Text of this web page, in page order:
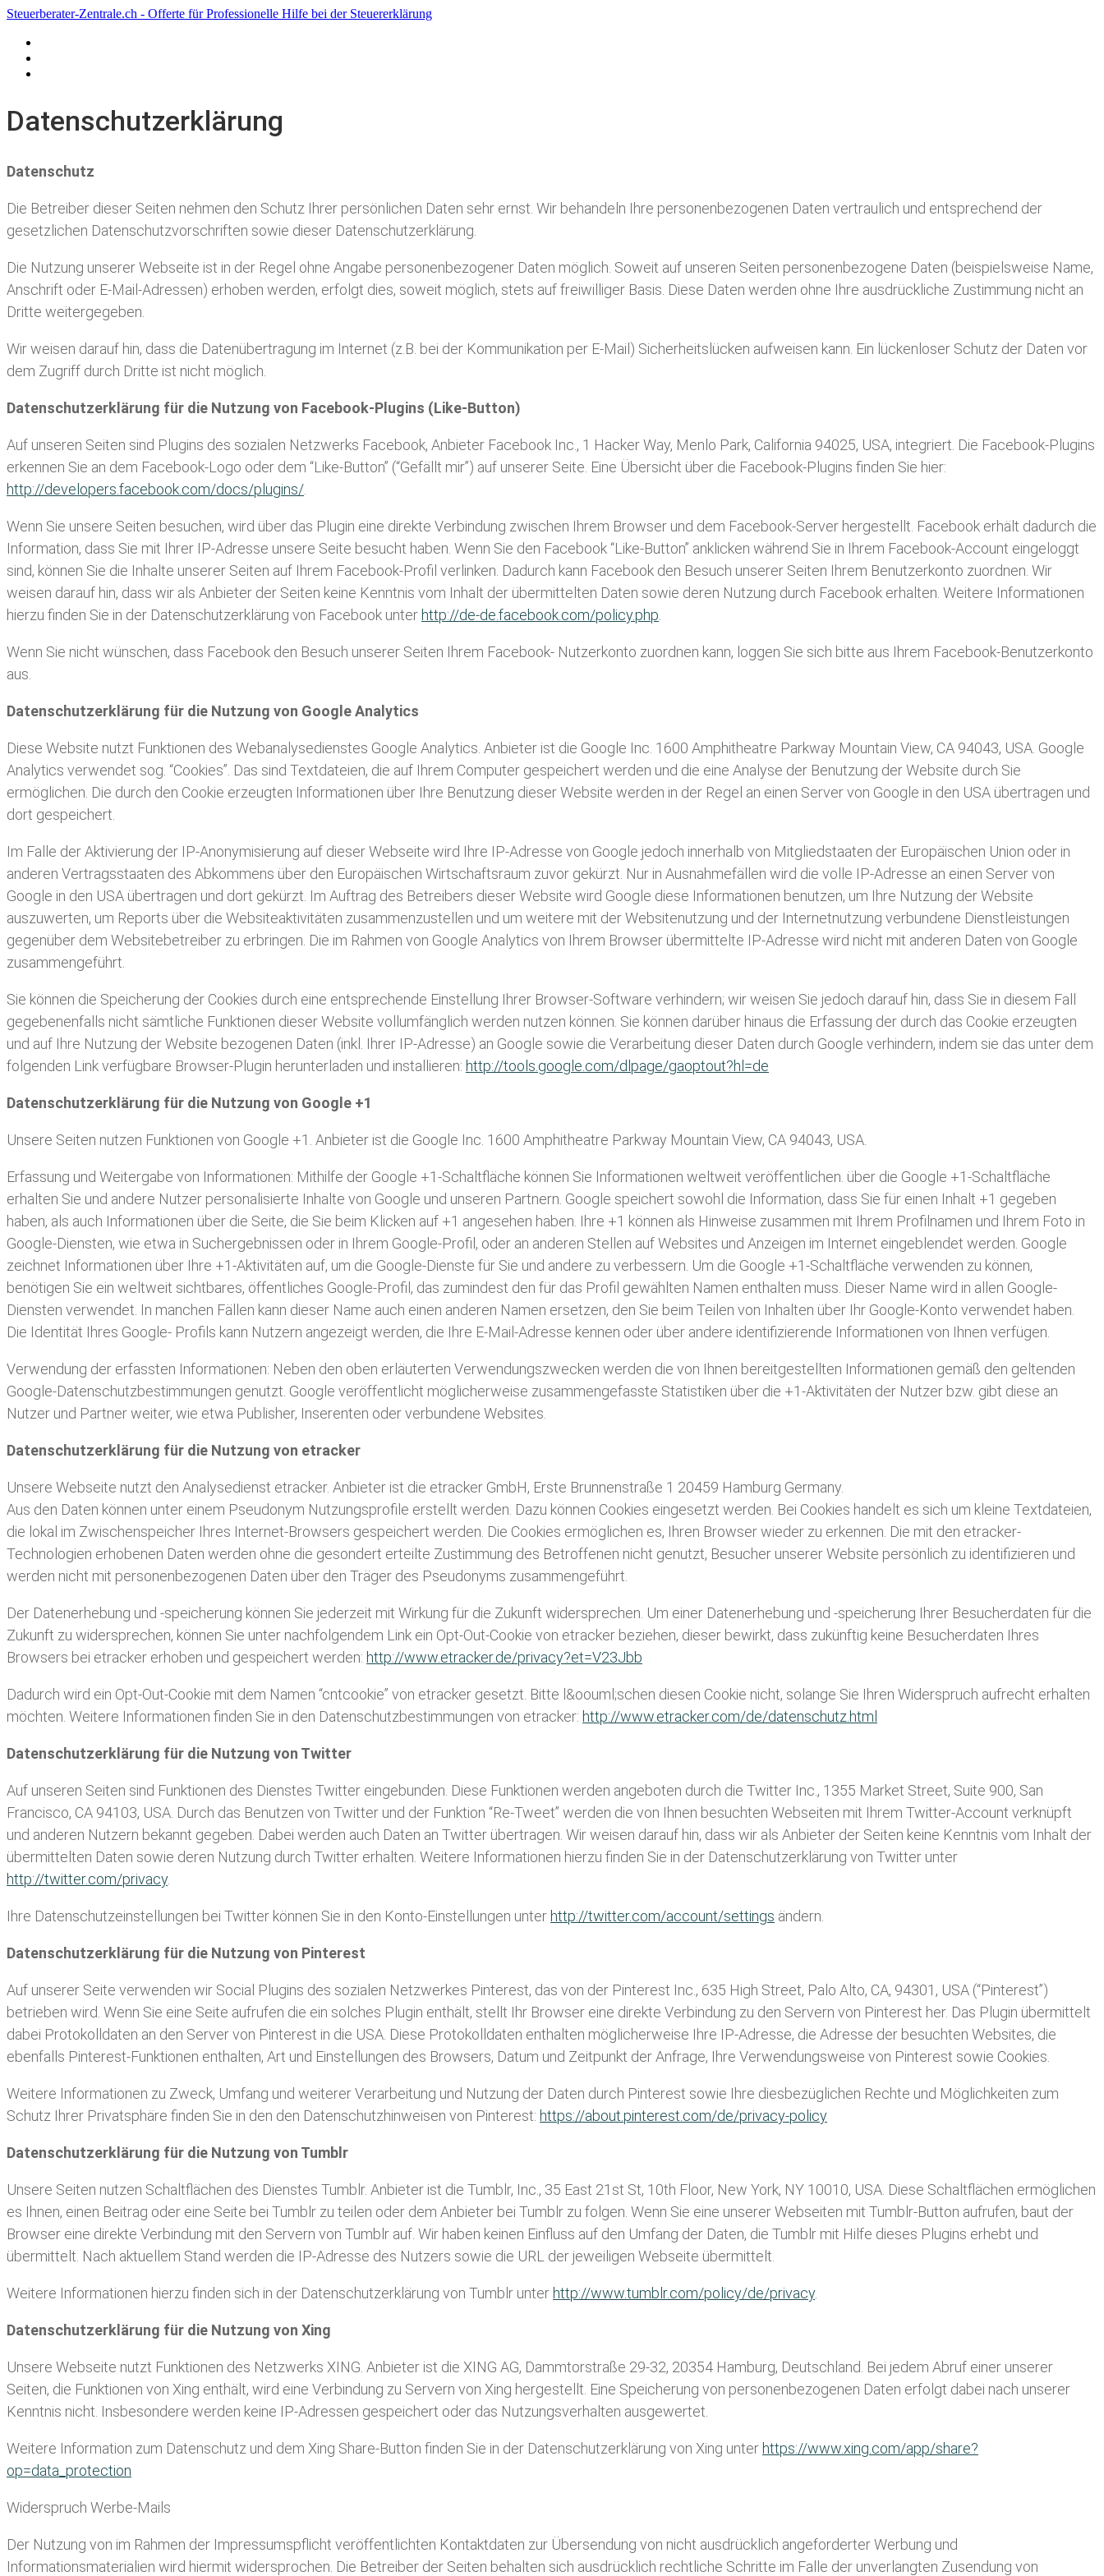
Steuerberater-Zentrale.ch - Offerte für Professionelle Hilfe bei der Steuererklärung
Datenschutzerklärung
Datenschutz
Die Betreiber dieser Seiten nehmen den Schutz Ihrer persönlichen Daten sehr ernst. Wir behandeln Ihre personenbezogenen Daten vertraulich und entsprechend der
gesetzlichen Datenschutzvorschriften sowie dieser Datenschutzerklärung.
Die Nutzung unserer Webseite ist in der Regel ohne Angabe personenbezogener Daten möglich. Soweit auf unseren Seiten personenbezogene Daten (beispielsweise Name,
Anschrift oder E-Mail-Adressen) erhoben werden, erfolgt dies, soweit möglich, stets auf freiwilliger Basis. Diese Daten werden ohne Ihre ausdrückliche Zustimmung nicht an
Dritte weitergegeben.
Wir weisen darauf hin, dass die Datenübertragung im Internet (z.B. bei der Kommunikation per E-Mail) Sicherheitslücken aufweisen kann. Ein lückenloser Schutz der Daten vor
dem Zugriff durch Dritte ist nicht möglich.
Datenschutzerklärung für die Nutzung von Facebook-Plugins (Like-Button)
Auf unseren Seiten sind Plugins des sozialen Netzwerks Facebook, Anbieter Facebook Inc., 1 Hacker Way, Menlo Park, California 94025, USA, integriert. Die Facebook-Plugins
erkennen Sie an dem Facebook-Logo oder dem “Like-Button” (“Gefällt mir”) auf unserer Seite. Eine Übersicht über die Facebook-Plugins finden Sie hier:
http://developers.facebook.com/docs/plugins/.
Wenn Sie unsere Seiten besuchen, wird über das Plugin eine direkte Verbindung zwischen Ihrem Browser und dem Facebook-Server hergestellt. Facebook erhält dadurch die
Information, dass Sie mit Ihrer IP-Adresse unsere Seite besucht haben. Wenn Sie den Facebook “Like-Button” anklicken während Sie in Ihrem Facebook-Account eingeloggt
sind, können Sie die Inhalte unserer Seiten auf Ihrem Facebook-Profil verlinken. Dadurch kann Facebook den Besuch unserer Seiten Ihrem Benutzerkonto zuordnen. Wir
weisen darauf hin, dass wir als Anbieter der Seiten keine Kenntnis vom Inhalt der übermittelten Daten sowie deren Nutzung durch Facebook erhalten. Weitere Informationen
hierzu finden Sie in der Datenschutzerklärung von Facebook unter http://de-de.facebook.com/policy.php.
Wenn Sie nicht wünschen, dass Facebook den Besuch unserer Seiten Ihrem Facebook- Nutzerkonto zuordnen kann, loggen Sie sich bitte aus Ihrem Facebook-Benutzerkonto
aus.
Datenschutzerklärung für die Nutzung von Google Analytics
Diese Website nutzt Funktionen des Webanalysedienstes Google Analytics. Anbieter ist die Google Inc. 1600 Amphitheatre Parkway Mountain View, CA 94043, USA. Google
Analytics verwendet sog. “Cookies”. Das sind Textdateien, die auf Ihrem Computer gespeichert werden und die eine Analyse der Benutzung der Website durch Sie
ermöglichen. Die durch den Cookie erzeugten Informationen über Ihre Benutzung dieser Website werden in der Regel an einen Server von Google in den USA übertragen und
dort gespeichert.
Im Falle der Aktivierung der IP-Anonymisierung auf dieser Webseite wird Ihre IP-Adresse von Google jedoch innerhalb von Mitgliedstaaten der Europäischen Union oder in
anderen Vertragsstaaten des Abkommens über den Europäischen Wirtschaftsraum zuvor gekürzt. Nur in Ausnahmefällen wird die volle IP-Adresse an einen Server von
Google in den USA übertragen und dort gekürzt. Im Auftrag des Betreibers dieser Website wird Google diese Informationen benutzen, um Ihre Nutzung der Website
auszuwerten, um Reports über die Websiteaktivitäten zusammenzustellen und um weitere mit der Websitenutzung und der Internetnutzung verbundene Dienstleistungen
gegenüber dem Websitebetreiber zu erbringen. Die im Rahmen von Google Analytics von Ihrem Browser übermittelte IP-Adresse wird nicht mit anderen Daten von Google
zusammengeführt.
Sie können die Speicherung der Cookies durch eine entsprechende Einstellung Ihrer Browser-Software verhindern; wir weisen Sie jedoch darauf hin, dass Sie in diesem Fall
gegebenenfalls nicht sämtliche Funktionen dieser Website vollumfänglich werden nutzen können. Sie können darüber hinaus die Erfassung der durch das Cookie erzeugten
und auf Ihre Nutzung der Website bezogenen Daten (inkl. Ihrer IP-Adresse) an Google sowie die Verarbeitung dieser Daten durch Google verhindern, indem sie das unter dem
folgenden Link verfügbare Browser-Plugin herunterladen und installieren: http://tools.google.com/dlpage/gaoptout?hl=de
Datenschutzerklärung für die Nutzung von Google +1
Unsere Seiten nutzen Funktionen von Google +1. Anbieter ist die Google Inc. 1600 Amphitheatre Parkway Mountain View, CA 94043, USA.
Erfassung und Weitergabe von Informationen: Mithilfe der Google +1-Schaltfläche können Sie Informationen weltweit veröffentlichen. über die Google +1-Schaltfläche
erhalten Sie und andere Nutzer personalisierte Inhalte von Google und unseren Partnern. Google speichert sowohl die Information, dass Sie für einen Inhalt +1 gegeben
haben, als auch Informationen über die Seite, die Sie beim Klicken auf +1 angesehen haben. Ihre +1 können als Hinweise zusammen mit Ihrem Profilnamen und Ihrem Foto in
Google-Diensten, wie etwa in Suchergebnissen oder in Ihrem Google-Profil, oder an anderen Stellen auf Websites und Anzeigen im Internet eingeblendet werden. Google
zeichnet Informationen über Ihre +1-Aktivitäten auf, um die Google-Dienste für Sie und andere zu verbessern. Um die Google +1-Schaltfläche verwenden zu können,
benötigen Sie ein weltweit sichtbares, öffentliches Google-Profil, das zumindest den für das Profil gewählten Namen enthalten muss. Dieser Name wird in allen Google-
Diensten verwendet. In manchen Fällen kann dieser Name auch einen anderen Namen ersetzen, den Sie beim Teilen von Inhalten über Ihr Google-Konto verwendet haben.
Die Identität Ihres Google- Profils kann Nutzern angezeigt werden, die Ihre E-Mail-Adresse kennen oder über andere identifizierende Informationen von Ihnen verfügen.
Verwendung der erfassten Informationen: Neben den oben erläuterten Verwendungszwecken werden die von Ihnen bereitgestellten Informationen gemäß den geltenden
Google-Datenschutzbestimmungen genutzt. Google veröffentlicht möglicherweise zusammengefasste Statistiken über die +1-Aktivitäten der Nutzer bzw. gibt diese an
Nutzer und Partner weiter, wie etwa Publisher, Inserenten oder verbundene Websites.
Datenschutzerklärung für die Nutzung von etracker
Unsere Webseite nutzt den Analysedienst etracker. Anbieter ist die etracker GmbH, Erste Brunnenstraße 1 20459 Hamburg Germany.
Aus den Daten können unter einem Pseudonym Nutzungsprofile erstellt werden. Dazu können Cookies eingesetzt werden. Bei Cookies handelt es sich um kleine Textdateien,
die lokal im Zwischenspeicher Ihres Internet-Browsers gespeichert werden. Die Cookies ermöglichen es, Ihren Browser wieder zu erkennen. Die mit den etracker-
Technologien erhobenen Daten werden ohne die gesondert erteilte Zustimmung des Betroffenen nicht genutzt, Besucher unserer Website persönlich zu identifizieren und
werden nicht mit personenbezogenen Daten über den Träger des Pseudonyms zusammengeführt.
Der Datenerhebung und -speicherung können Sie jederzeit mit Wirkung für die Zukunft widersprechen. Um einer Datenerhebung und -speicherung Ihrer Besucherdaten für die
Zukunft zu widersprechen, können Sie unter nachfolgendem Link ein Opt-Out-Cookie von etracker beziehen, dieser bewirkt, dass zukünftig keine Besucherdaten Ihres
Browsers bei etracker erhoben und gespeichert werden: http://www.etracker.de/privacy?et=V23Jbb
Dadurch wird ein Opt-Out-Cookie mit dem Namen “cntcookie” von etracker gesetzt. Bitte l&oouml;schen diesen Cookie nicht, solange Sie Ihren Widerspruch aufrecht erhalten
möchten. Weitere Informationen finden Sie in den Datenschutzbestimmungen von etracker: http://www.etracker.com/de/datenschutz.html
Datenschutzerklärung für die Nutzung von Twitter
Auf unseren Seiten sind Funktionen des Dienstes Twitter eingebunden. Diese Funktionen werden angeboten durch die Twitter Inc., 1355 Market Street, Suite 900, San
Francisco, CA 94103, USA. Durch das Benutzen von Twitter und der Funktion “Re-Tweet” werden die von Ihnen besuchten Webseiten mit Ihrem Twitter-Account verknüpft
und anderen Nutzern bekannt gegeben. Dabei werden auch Daten an Twitter übertragen. Wir weisen darauf hin, dass wir als Anbieter der Seiten keine Kenntnis vom Inhalt der
übermittelten Daten sowie deren Nutzung durch Twitter erhalten. Weitere Informationen hierzu finden Sie in der Datenschutzerklärung von Twitter unter
http://twitter.com/privacy.
Ihre Datenschutzeinstellungen bei Twitter können Sie in den Konto-Einstellungen unter http://twitter.com/account/settings ändern.
Datenschutzerklärung für die Nutzung von Pinterest
Auf unserer Seite verwenden wir Social Plugins des sozialen Netzwerkes Pinterest, das von der Pinterest Inc., 635 High Street, Palo Alto, CA, 94301, USA (“Pinterest”)
betrieben wird. Wenn Sie eine Seite aufrufen die ein solches Plugin enthält, stellt Ihr Browser eine direkte Verbindung zu den Servern von Pinterest her. Das Plugin übermittelt
dabei Protokolldaten an den Server von Pinterest in die USA. Diese Protokolldaten enthalten möglicherweise Ihre IP-Adresse, die Adresse der besuchten Websites, die
ebenfalls Pinterest-Funktionen enthalten, Art und Einstellungen des Browsers, Datum und Zeitpunkt der Anfrage, Ihre Verwendungsweise von Pinterest sowie Cookies.
Weitere Informationen zu Zweck, Umfang und weiterer Verarbeitung und Nutzung der Daten durch Pinterest sowie Ihre diesbezüglichen Rechte und Möglichkeiten zum
Schutz Ihrer Privatsphäre finden Sie in den den Datenschutzhinweisen von Pinterest: https://about.pinterest.com/de/privacy-policy
Datenschutzerklärung für die Nutzung von Tumblr
Unsere Seiten nutzen Schaltflächen des Dienstes Tumblr. Anbieter ist die Tumblr, Inc., 35 East 21st St, 10th Floor, New York, NY 10010, USA. Diese Schaltflächen ermöglichen
es Ihnen, einen Beitrag oder eine Seite bei Tumblr zu teilen oder dem Anbieter bei Tumblr zu folgen. Wenn Sie eine unserer Webseiten mit Tumblr-Button aufrufen, baut der
Browser eine direkte Verbindung mit den Servern von Tumblr auf. Wir haben keinen Einfluss auf den Umfang der Daten, die Tumblr mit Hilfe dieses Plugins erhebt und
übermittelt. Nach aktuellem Stand werden die IP-Adresse des Nutzers sowie die URL der jeweiligen Webseite übermittelt.
Weitere Informationen hierzu finden sich in der Datenschutzerklärung von Tumblr unter http://www.tumblr.com/policy/de/privacy.
Datenschutzerklärung für die Nutzung von Xing
Unsere Webseite nutzt Funktionen des Netzwerks XING. Anbieter ist die XING AG, Dammtorstraße 29-32, 20354 Hamburg, Deutschland. Bei jedem Abruf einer unserer
Seiten, die Funktionen von Xing enthält, wird eine Verbindung zu Servern von Xing hergestellt. Eine Speicherung von personenbezogenen Daten erfolgt dabei nach unserer
Kenntnis nicht. Insbesondere werden keine IP-Adressen gespeichert oder das Nutzungsverhalten ausgewertet.
Weitere Information zum Datenschutz und dem Xing Share-Button finden Sie in der Datenschutzerklärung von Xing unter https://www.xing.com/app/share?
op=data_protection
Widerspruch Werbe-Mails
Der Nutzung von im Rahmen der Impressumspflicht veröffentlichten Kontaktdaten zur Übersendung von nicht ausdrücklich angeforderter Werbung und
Informationsmaterialien wird hiermit widersprochen. Die Betreiber der Seiten behalten sich ausdrücklich rechtliche Schritte im Falle der unverlangten Zusendung von